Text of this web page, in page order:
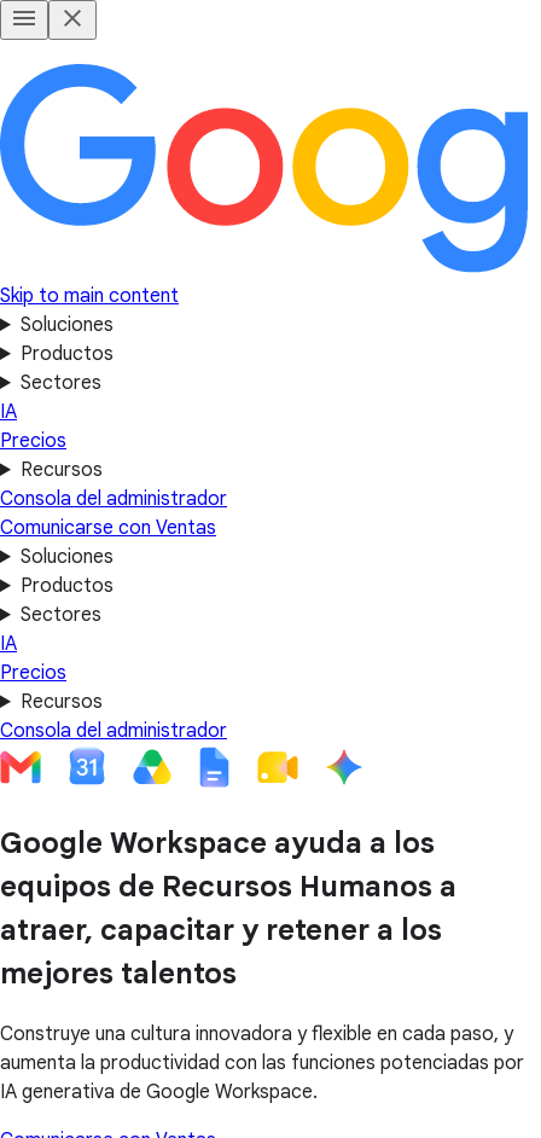
Skip to main content
Soluciones
Productos
Sectores
IA
Precios
Recursos
Consola del administrador
Comunicarse con Ventas
Soluciones
Productos
Sectores
IA
Precios
Recursos
Consola del administrador
Google Workspace ayuda a los
equipos de Recursos Humanos a
atraer, capacitar y retener a los
mejores talentos
Construye una cultura innovadora y flexible en cada paso, y
aumenta la productividad con las funciones potenciadas por
IA generativa de Google Workspace.